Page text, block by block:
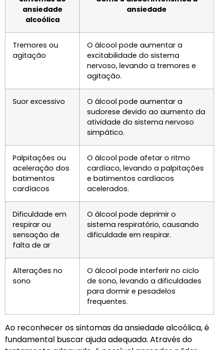
ansiedade
alcoólica
ansiedade
Tremores ou
agitação
O álcool pode aumentar a
excitabilidade do sistema
nervoso, levando a tremores e
agitação.
Suor excessivo
O álcool pode aumentar a
sudorese devido ao aumento da
atividade do sistema nervoso
simpático.
Palpitações ou
aceleração dos
batimentos
cardíacos
O álcool pode afetar o ritmo
cardíaco, levando a palpitações
e batimentos cardíacos
acelerados.
Dificuldade em
respirar ou
sensação de
falta de ar
O álcool pode deprimir o
sistema respiratório, causando
dificuldade em respirar.
Alterações no
sono
O álcool pode interferir no ciclo
de sono, levando a dificuldades
para dormir e pesadelos
frequentes.
Ao reconhecer os sintomas da ansiedade alcoólica, é
fundamental buscar ajuda adequada. Através do